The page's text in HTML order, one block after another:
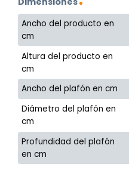
Ancho del producto en
cm
Altura del producto en
cm
Ancho del plafón en cm
Diámetro del plafón en
cm
Profundidad del plafón
en cm